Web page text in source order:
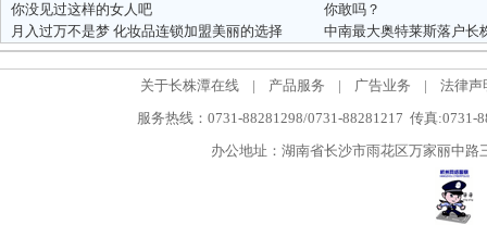
你没见过这样的女人吧
你敢吗？
月入过万不是梦 化妆品连锁加盟美丽的选择
中南最大奥特莱斯落户长
关于长株潭在线 | 产品服务 | 广告业务 |
法律声
服务热线：0731-88281298/0731-88281217 传真:0731-
办公地址：湖南省长沙市雨花区万家丽中